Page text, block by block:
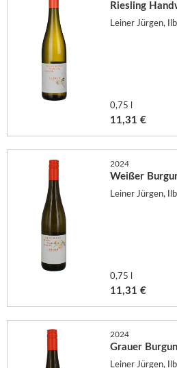
Riesling
Leiner Jürgen,
0,75 l
11,31 €
2024
Weißer
Leiner Jürgen,
0,75 l
11,31 €
2024
Grauer
Leiner Jürgen,